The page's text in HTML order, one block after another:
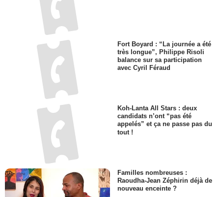
Fort Boyard : “La journée a été
très longue”, Philippe Risoli
balance sur sa participation
avec Cyril Féraud
Koh-Lanta All Stars : deux
candidats n’ont “pas été
appelés” et ça ne passe pas du
tout !
Familles nombreuses :
Raoudha-Jean Zéphirin déjà de
nouveau enceinte ?